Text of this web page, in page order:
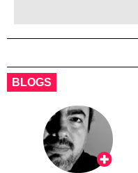
BLOGS